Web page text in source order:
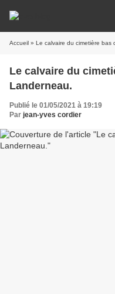
Accueil » Le calvaire du cimetière bas
Le calvaire du
Landerneau.
Publié le 01/05/2021 à 19:19
Par jean-yves cordier